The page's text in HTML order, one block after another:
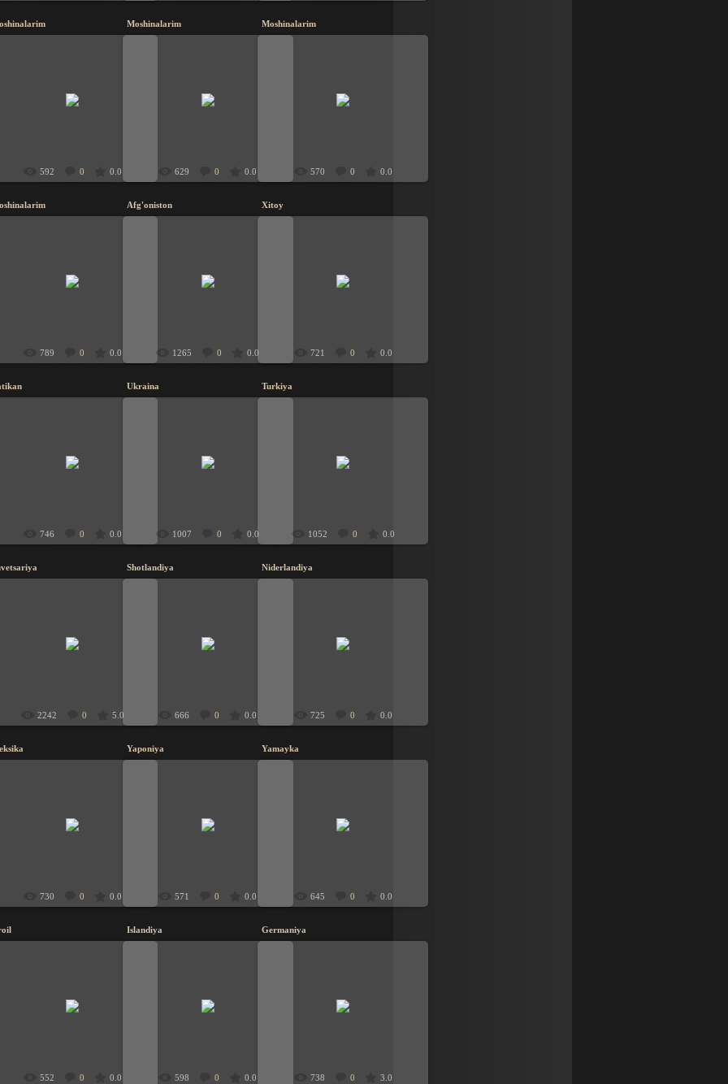
592 0 0.0
Moshinalarim
629 0 0.0
Moshinalarim
570 0 0.0
789 0 0.0
Afg'oniston
1265 0 0.0
Xitoy
721 0 0.0
746 0 0.0
Ukraina
1007 0 0.0
Turkiya
1052 0 0.0
2242 0 5.0
Shotlandiya
666 0 0.0
Niderlandiya
725 0 0.0
730 0 0.0
Yaponiya
571 0 0.0
Yamayka
645 0 0.0
552 0 0.0
Islandiya
598 0 0.0
Germaniya
738 0 3.0